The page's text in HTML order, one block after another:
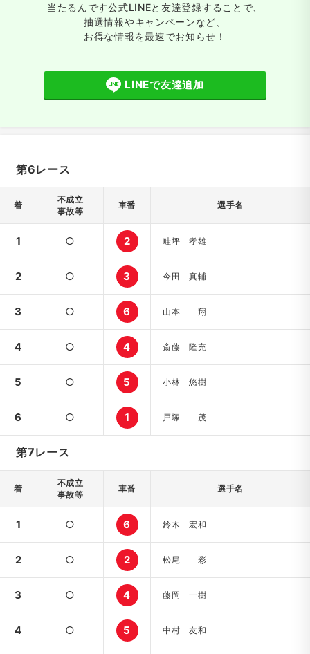
当たるんです公式LINEと友達登録することで、
抽選情報やキャンペーンなど、
お得な情報を最速でお知らせ！
LINEで友達追加
第6レース
着
不成立
事故等
車番 選手名
1 ○ 2 畦坪 孝雄
2 ○ 3 今田 真輔
3 ○ 6 山本 翔
4 ○ 4 斎藤 隆充
5 ○ 5 小林 悠樹
6 ○ 1 戸塚 茂
第7レース
着
不成立
事故等
車番 選手名
1 ○ 6 鈴木 宏和
2 ○ 2 松尾 彩
3 ○ 4 藤岡 一樹
4 ○ 5 中村 友和